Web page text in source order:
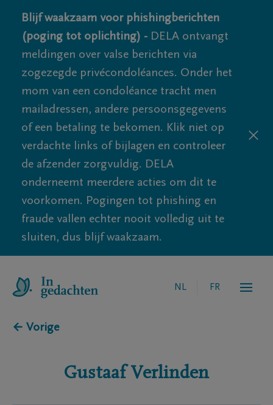
Blijf waakzaam voor phishingberichten
(poging tot oplichting) - DELA ontvangt
meldingen over valse berichten via
zogezegde privécondoléances. Onder het
mom van een condoléance tracht men
mailadressen, andere persoonsgegevens
of een betaling te bekomen. Klik niet op
verdachte links of bijlagen en controleer
de afzender zorgvuldig. DELA
onderneemt meerdere acties om dit te
voorkomen. Pogingen tot phishing en
fraude vallen echter nooit volledig uit te
sluiten, dus blijf waakzaam.
NL FR
← Vorige
Gustaaf Verlinden